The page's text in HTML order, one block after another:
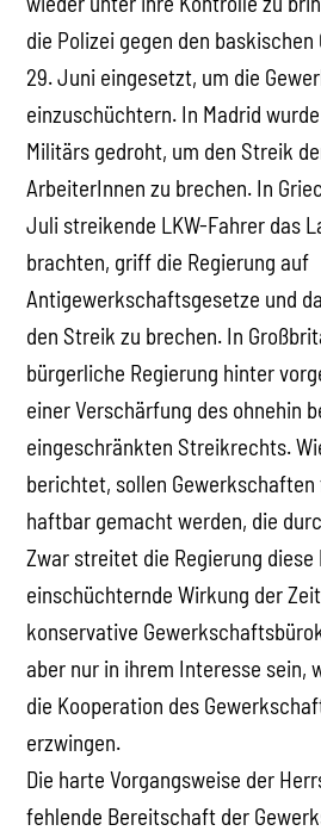
die Polizei gegen den
29. Juni eingesetzt, um die
einzuschüchtern. In Madrid
Militärs gedroht, um den Streik
ArbeiterInnen zu brechen. In
Juli streikende LKW-Fahrer das
brachten, griff die Regierung auf
Antigewerkschaftsgesetze und
den Streik zu brechen. In
bürgerliche Regierung hinter
einer Verschärfung des ohnehin
eingeschränkten Streikrechts.
berichtet, sollen Gewerkschaften
haftbar gemacht werden, die
Zwar streitet die Regierung diese
einschüchternde Wirkung der
konservative
aber nur in ihrem Interesse sein,
die Kooperation des
erzwingen.
Die harte Vorgangsweise der
fehlende Bereitschaft der